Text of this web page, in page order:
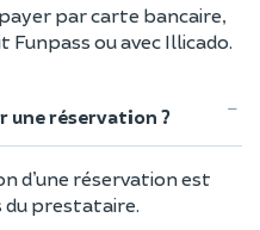
par carte bancaire,
Funpass ou avec Illicado.
une réservation ?
d’une réservation est
du prestataire.